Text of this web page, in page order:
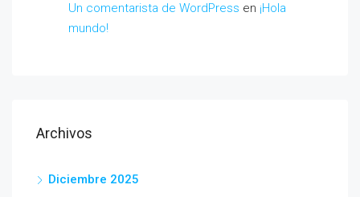
Un comentarista de WordPress en ¡Hola
mundo!
Archivos
Diciembre 2025